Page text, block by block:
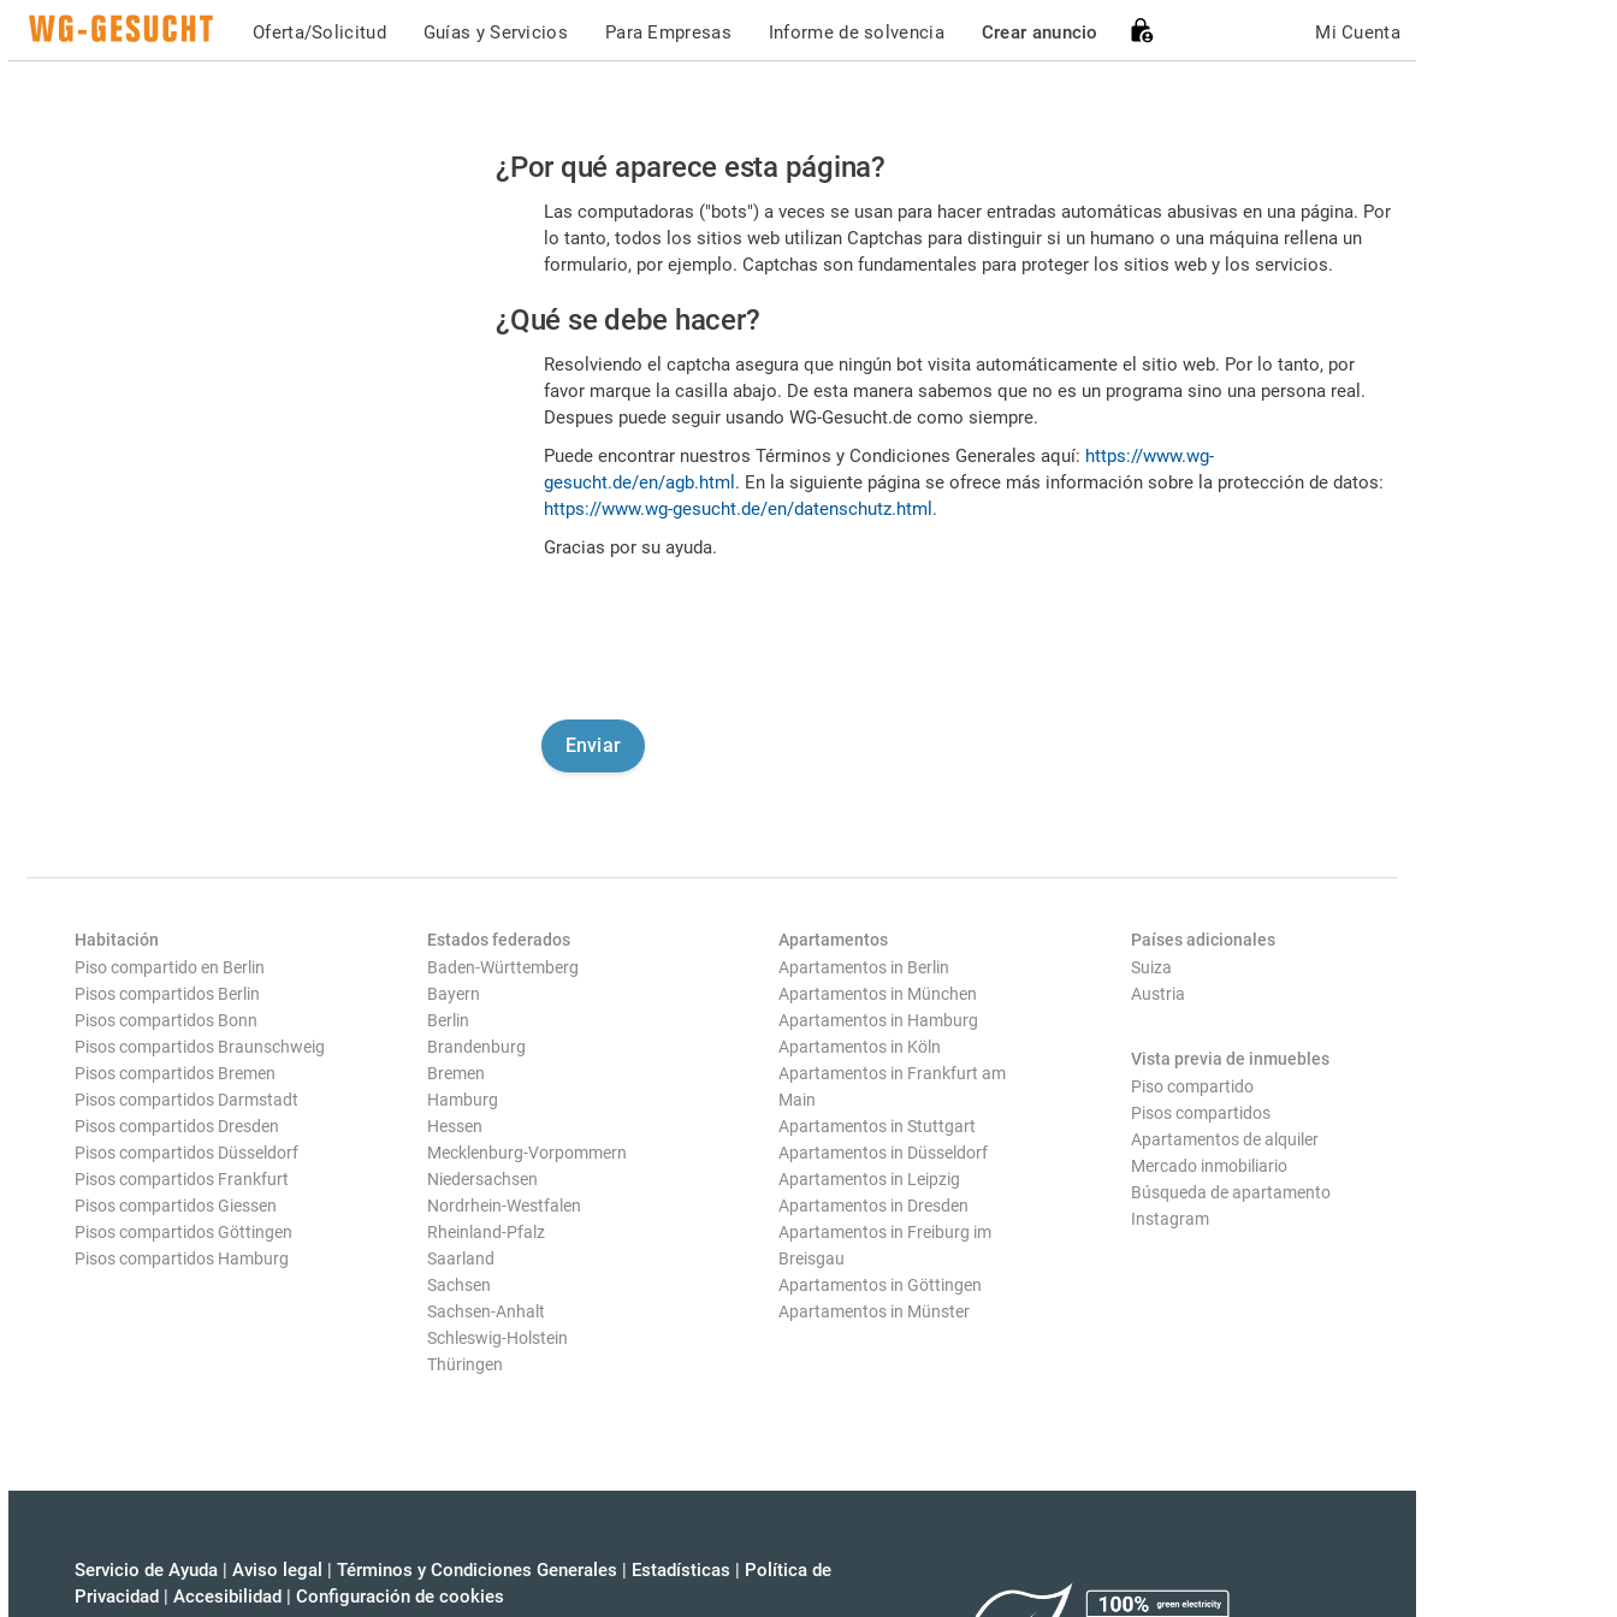
Oferta/Solicitud Guías y Servicios Para Empresas Informe de solvencia Crear anuncio Mi Cuenta
Por
favor,
confirme
es
humano
¿Por qué aparece esta página?
Las computadoras ("bots") a veces se usan para hacer entradas automáticas abusivas en una página. Por
lo tanto, todos los sitios web utilizan Captchas para distinguir si un humano o una máquina rellena un
formulario, por ejemplo. Captchas son fundamentales para proteger los sitios web y los servicios.
¿Qué se debe hacer?
Resolviendo el captcha asegura que ningún bot visita automáticamente el sitio web. Por lo tanto, por
favor marque la casilla abajo. De esta manera sabemos que no es un programa sino una persona real.
Despues puede seguir usando WG-Gesucht.de como siempre.
Puede encontrar nuestros Términos y Condiciones Generales aquí: https://www.wg-
gesucht.de/en/agb.html . En la siguiente página se ofrece más información sobre la protección de datos:
https://www.wg-gesucht.de/en/datenschutz.html .
Gracias por su ayuda.
Habitación
Piso compartido en Berlin
Pisos compartidos Berlin
Pisos compartidos Bonn
Pisos compartidos Braunschweig
Pisos compartidos Bremen
Pisos compartidos Darmstadt
Pisos compartidos Dresden
Pisos compartidos Düsseldorf
Pisos compartidos Frankfurt
Pisos compartidos Giessen
Pisos compartidos Göttingen
Pisos compartidos Hamburg
Estados federados
Baden-Württemberg
Bayern
Berlin
Brandenburg
Bremen
Hamburg
Hessen
Mecklenburg-Vorpommern
Niedersachsen
Nordrhein-Westfalen
Rheinland-Pfalz
Saarland
Sachsen
Sachsen-Anhalt
Schleswig-Holstein
Thüringen
Apartamentos
Apartamentos in Berlin
Apartamentos in München
Apartamentos in Hamburg
Apartamentos in Köln
Apartamentos in Frankfurt am
Main
Apartamentos in Stuttgart
Apartamentos in Düsseldorf
Apartamentos in Leipzig
Apartamentos in Dresden
Apartamentos in Freiburg im
Breisgau
Apartamentos in Göttingen
Apartamentos in Münster
Países adicionales
Suiza
Austria
Vista previa de inmuebles
Piso compartido
Pisos compartidos
Apartamentos de alquiler
Mercado inmobiliario
Búsqueda de apartamento
Instagram
Servicio de Ayuda | Aviso legal | Términos y Condiciones Generales | Estadísticas | Política de
Privacidad | Accesibilidad | Configuración de cookies